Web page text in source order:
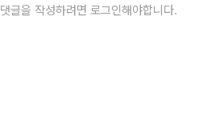
댓글을 작성하려면 로그인해야합니다.